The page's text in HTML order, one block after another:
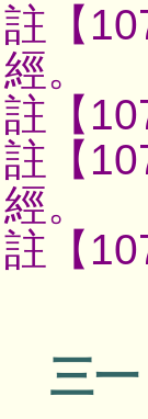
註【
經。
註【
註【
經。
註【
三一